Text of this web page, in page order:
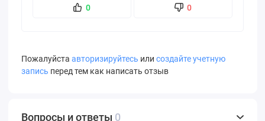
0 0
Пожалуйста авторизируйтесь или создайте учетную
запись перед тем как написать отзыв
Вопросы и ответы 0